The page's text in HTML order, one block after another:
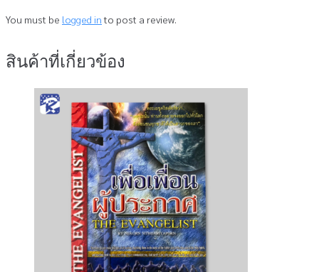
You must be logged into post a review.
สินค้าที่เกี่ยวข้อง